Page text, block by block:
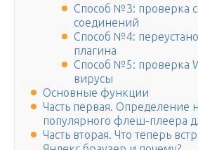
Способ №3: проверка
соединений
Способ №4:
плагина
Способ №5: проверка
вирусы
Основные функции
Часть первая. Определение
популярного флеш-плеера
Часть вторая. Что теперь